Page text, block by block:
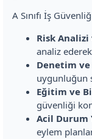
A Sınıfı İş
Risk
analiz
Denetim
uygunluğun
Eğitim ve
güvenliği
Acil Durum
eylem